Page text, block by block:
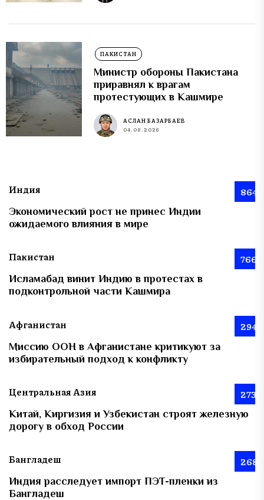
ПАКИСТАН
Министр обороны Пакистана
приравнял к врагам
протестующих в Кашмире
АСЛАН БАЗАРБАЕВ
04.08.2026
Индия 864
Экономический рост не принес Индии
ожидаемого влияния в мире
Пакистан 766
Исламабад винит Индию в протестах в
подконтрольной части Кашмира
Афганистан 294
Миссию ООН в Афганистане критикуют за
избирательный подход к конфликту
Центральная Азия 273
Китай, Киргизия и Узбекистан строят железную
дорогу в обход России
Бангладеш 268
Индия расследует импорт ПЭТ-пленки из
Бангладеш